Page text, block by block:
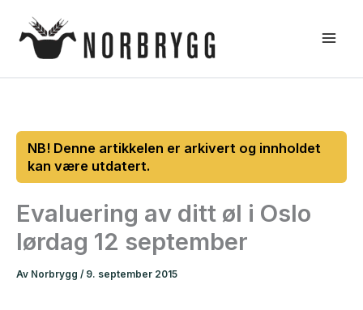
rett
Evaluering av ditt øl i Oslo
lørdag 12 september
Av Norbrygg / 9. september 2015